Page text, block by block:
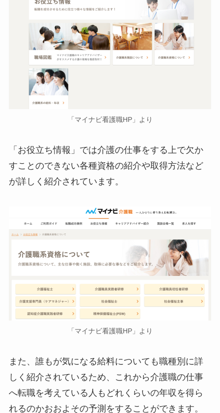
「マイナビ看護職HP」より
「お役立ち情報」では介護の仕事をする上で欠か
すことのできない各種資格の紹介や取得方法など
が詳しく紹介されています。
「マイナビ看護職HP」より
また、誰もが気になる給料についても職種別に詳
しく紹介されているため、これから介護職の仕事
へ転職を考えている人もどれくらいの年収を得ら
れるのかおおよその予測をすることができます。